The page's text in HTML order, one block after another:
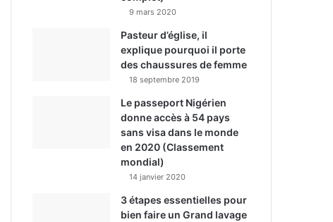
9 mars 2020
Pasteur d’église, il
explique pourquoi il porte
des chaussures de femme
18 septembre 2019
Le passeport Nigérien
donne accès à 54 pays
sans visa dans le monde
en 2020 (Classement
mondial)
14 janvier 2020
3 étapes essentielles pour
bien faire un Grand lavage